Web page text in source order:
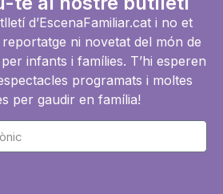
d’EscenaFamiliar.cat i no et
ni novetat del món de
infants i famílies. T’hi esperen
programats i moltes
per gaudir en família!